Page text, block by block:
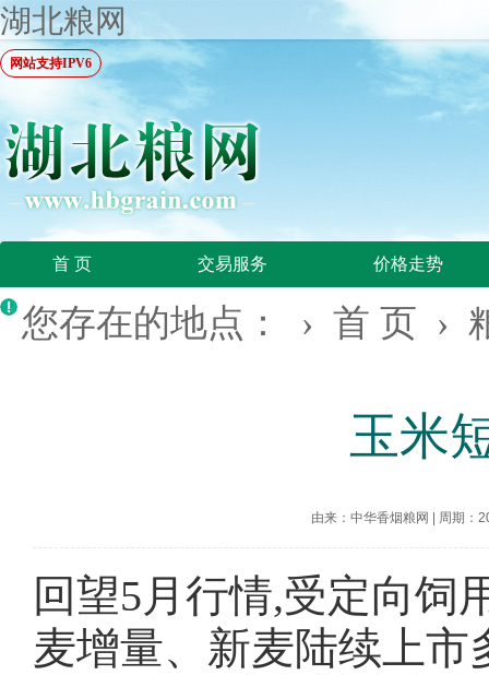
湖北粮网
网站支持IPV6
首 页 交易服务 价格走势
您存在的地点： › 首 页 ›
玉米
由来：中华香烟粮网 周期：
回望5月行情,受定向饲
麦增量、新麦陆续上